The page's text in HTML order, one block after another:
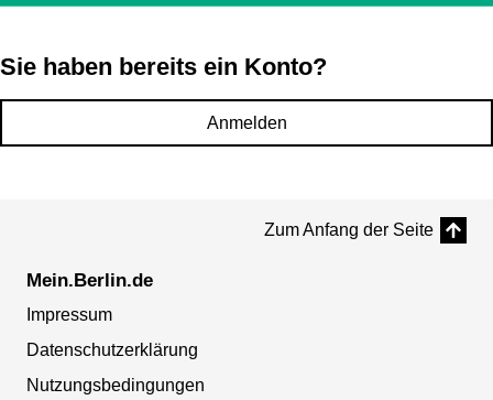
Sie haben bereits ein Konto?
Anmelden
Zum Anfang der Seite
Mein.Berlin.de
Impressum
Datenschutzerklärung
Nutzungsbedingungen